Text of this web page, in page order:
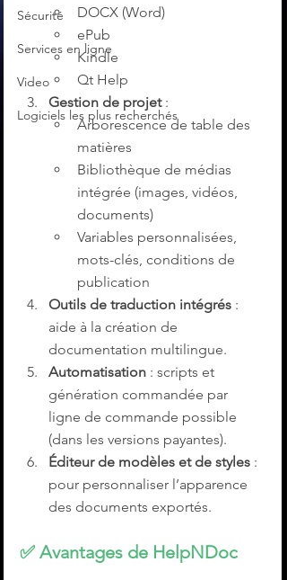
Sécurité
Services en ligne
Video
Logiciels les plus recherchés
DOCX (Word)
ePub
Kindle
Qt Help
Gestion de projet :
Arborescence de table des
matières
Bibliothèque de médias
intégrée (images, vidéos,
documents)
Variables personnalisées,
mots-clés, conditions de
publication
Outils de traduction intégrés :
aide à la création de
documentation multilingue.
Automatisation : scripts et
génération commandée par
ligne de commande possible
(dans les versions payantes).
Éditeur de modèles et de styles :
pour personnaliser l’apparence
des documents exportés.
✅ Avantages de HelpNDoc